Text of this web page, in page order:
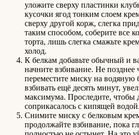
уложите сверху пластинки
кусочки ягод тонким слоем
сверху другой корж, слегка
таким способом, соберите все
торта, лишь слегка смажьте
холод.
К белкам добавьте обычный и
начните взбивание. Не позднее
переместите миску на
взбивать ещё десять минут,
максимума. Проследите, чтобы
соприкасалось с кипящей водой.
Снимите миску с белковым
продолжайте взбивание, пока